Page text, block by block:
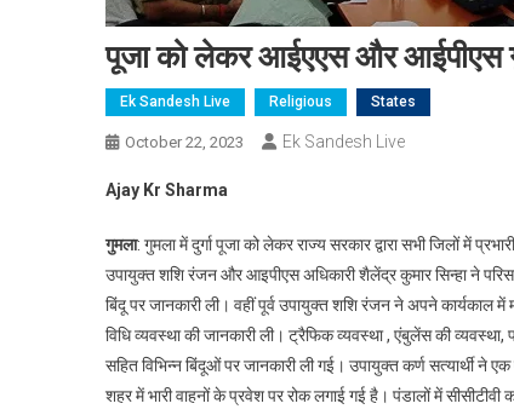
पूजा को लेकर आईएएस और आईपीएस
Ek Sandesh Live Religious States
October 22, 2023 Ek Sandesh Live
Ajay Kr Sharma
गुमला: गुमला में दुर्गा पूजा को लेकर राज्य सरकार द्वारा सभी जिलों में
उपायुक्त शशि रंजन और आइपीएस अधिकारी शैलेंद्र कुमार सिन्हा ने
बिंदू पर जानकारी ली। वहीं पूर्व उपायुक्त शशि रंजन ने अपने कार्यकाल
विधि व्यवस्था की जानकारी ली। ट्रैफिक व्यवस्था , एंबुलेंस की व्यवस्था,
सहित विभिन्न बिंदूओं पर जानकारी ली गई। उपायुक्त कर्ण सत्यार्थी ने
शहर में भारी वाहनों के प्रवेश पर रोक लगाई गई है। पंडालों में सीसीटीवी